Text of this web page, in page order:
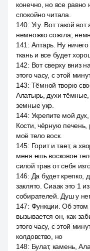
конечно, но все равно
спокойно читала.
140: Угу. Вот такой
немножко сожгла,
141 : Алтарь. Ну
ткань и все будет
142: Вот сверху вниз
этого часу, с этой
143: Тёмной творю
Алатырь, духи
земные укр.
144: Укрепите мой
Кости, чёрную печень,
моё тело воск.
145: Горит и тает, а
меня ешь восковое
силой трав от себя
146: Да будет крепко,
заклято. Сиаак это 1
собирателей. Душ у
147: Функции. Об этом
вызывается он, как
этого часу, с этой
колдовство, но
148: Булат, камень,